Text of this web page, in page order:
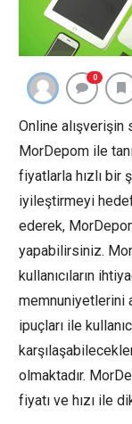
0
Online alışverişin
MorDepom ile
fiyatlarla hızlı bir
iyileştirmeyi
ederek,
yapabilirsiniz.
kullanıcıların
memnuniyetlerini
ipuçları ile
olmaktadır.
fiyatı ve hızı ile